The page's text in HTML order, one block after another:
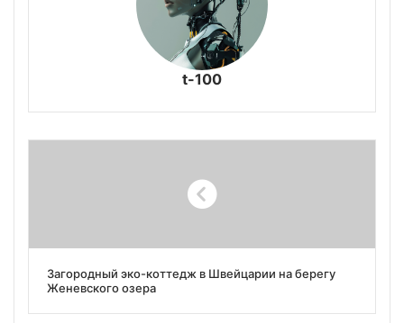
t-100
Загородный эко-коттедж в Швейцарии на берегу
Женевского озера